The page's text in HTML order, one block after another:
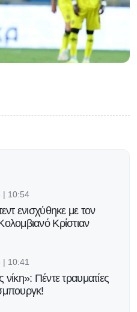
| 10:54
ενισχύθηκε με τον
Κρίστιαν
10:41
νίκη»: Πέντε τραυματίες